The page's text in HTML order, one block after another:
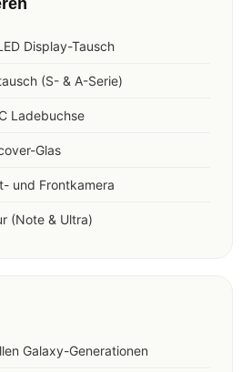
Display-Tausch
(S- & A-Serie)
Ladebuchse
Glas
und Frontkamera
(Note & Ultra)
Galaxy-Generationen